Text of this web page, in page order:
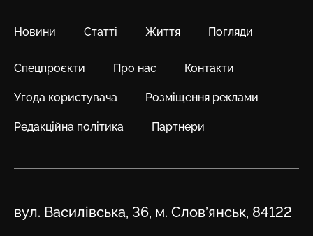
Новини Статті Життя Погляди
Спецпроєкти Про нас Контакти
Угода користувача Розміщення реклами
Редакційна політика Партнери
Адреса
вул. Василівська, 36, м. Слов’янськ, 84122